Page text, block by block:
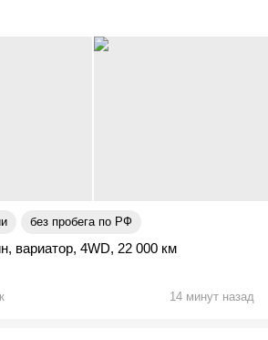
без пробега по РФ
, вариатор, 4WD, 22 000 км
14 минут назад